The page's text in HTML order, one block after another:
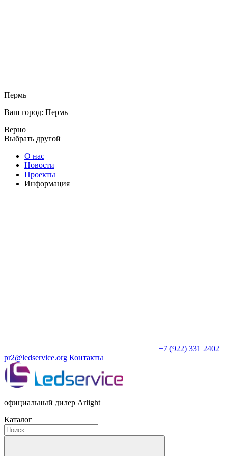
Пермь
Ваш город: Пермь
Верно
Выбрать другой
О нас
Новости
Проекты
Информация
+7 (922) 331 2402
pr2@ledservice.org Контакты
официальный дилер Arlight
Каталог